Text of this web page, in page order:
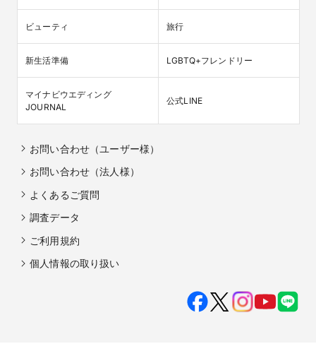
ビューティ 旅行
新生活準備 LGBTQ+フレンドリー
マイナビウエディング
JOURNAL
公式LINE
お問い合わせ（ユーザー様）
お問い合わせ（法人様）
よくあるご質問
調査データ
ご利用規約
個人情報の取り扱い